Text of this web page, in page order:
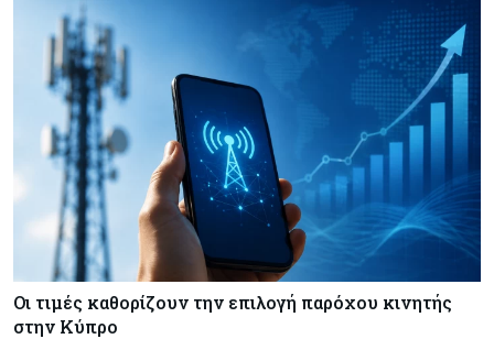
Ευρωπαϊκή αυτοκινητοβιομηχανία: Αναζητά
σωσίβιο στην Κίνα
Κύπρος 07-08-2026
Πώς οι κυπριακές τράπεζες «τιμολογούν» τον
πόλεμο
Οι τιμές καθορίζουν την επιλογή παρόχου κινητής
στην Κύπρο